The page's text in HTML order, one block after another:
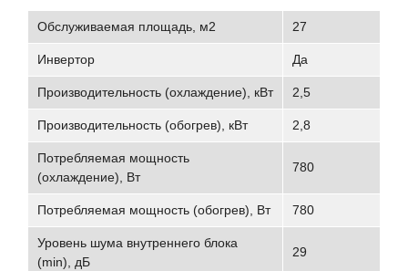
Обслуживаемая площадь, м2 27
Инвертор Да
Производительность (охлаждение), кВт 2,5
Производительность (обогрев), кВт 2,8
Потребляемая мощность
(охлаждение), Вт
780
Потребляемая мощность (обогрев), Вт 780
Уровень шума внутреннего блока
(min), дБ
29